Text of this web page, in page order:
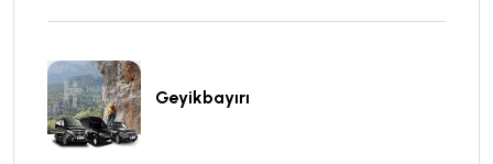
Geyikbayırı